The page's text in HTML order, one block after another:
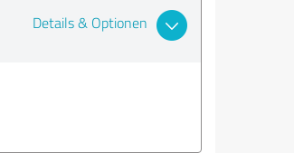
Details & Optionen